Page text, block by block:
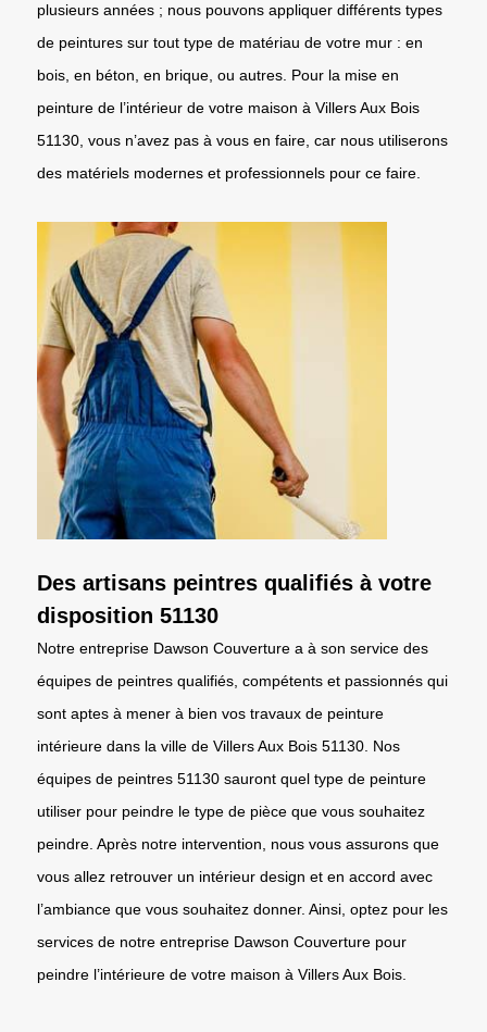
plusieurs années ; nous pouvons appliquer différents types
de peintures sur tout type de matériau de votre mur : en
bois, en béton, en brique, ou autres. Pour la mise en
peinture de l’intérieur de votre maison à Villers Aux Bois
51130, vous n’avez pas à vous en faire, car nous utiliserons
des matériels modernes et professionnels pour ce faire.
Des artisans peintres qualifiés à votre
disposition 51130
Notre entreprise Dawson Couverture a à son service des
équipes de peintres qualifiés, compétents et passionnés qui
sont aptes à mener à bien vos travaux de peinture
intérieure dans la ville de Villers Aux Bois 51130. Nos
équipes de peintres 51130 sauront quel type de peinture
utiliser pour peindre le type de pièce que vous souhaitez
peindre. Après notre intervention, nous vous assurons que
vous allez retrouver un intérieur design et en accord avec
l’ambiance que vous souhaitez donner. Ainsi, optez pour les
services de notre entreprise Dawson Couverture pour
peindre l’intérieure de votre maison à Villers Aux Bois.